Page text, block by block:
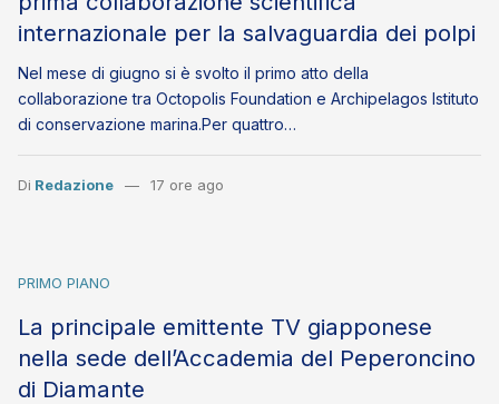
internazionale per la salvaguardia dei polpi
Nel mese di giugno si è svolto il primo atto della
collaborazione tra Octopolis Foundation e Archipelagos Istituto
di conservazione marina.Per quattro…
Di Redazione 17 ore ago
PRIMO PIANO
La principale emittente TV giapponese
nella sede dell’Accademia del Peperoncino
di Diamante